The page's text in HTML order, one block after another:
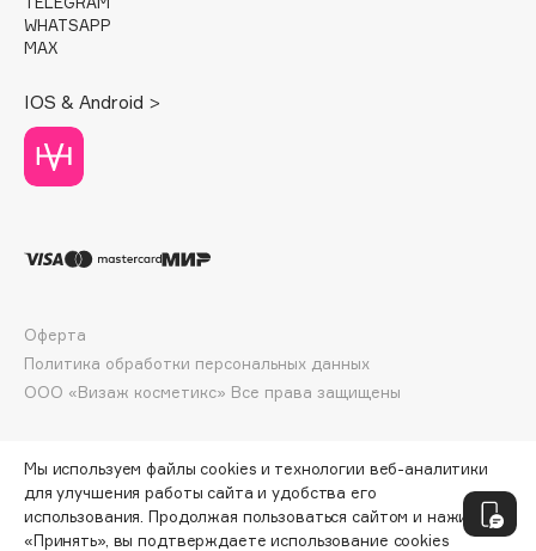
E
Ecolatier
Ecotools
EGIA
Elian Russia
Ella Bartsueva Brushes
EMBRACE Haircare
EpilProfi
Erborian
Essence
WHATSAPP
MAX
IOS & Android >
ООО «Визаж косметикс» Все права защищены
Оферта
Политика обработки персональных данных
Мы используем файлы cookies и технологии веб-аналитики
для улучшения работы сайта и удобства его
использования. Продолжая пользоваться сайтом и нажимая
«Принять», вы подтверждаете использование cookies